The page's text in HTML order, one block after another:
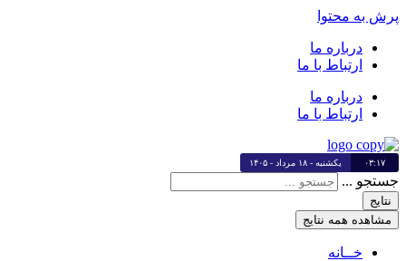
پرش به محتوا
درباره ما
ارتباط با ما
درباره ما
ارتباط با ما
۰۳:۱۷ یکشنبه - ۱۸ مرداد - ۱۴۰۵
جستجو ...
نتایج
مشاهده همه نتایج
خــانه